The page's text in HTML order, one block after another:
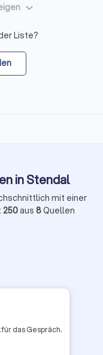
keyboard_arrow_down
Liste?
in Stendal
mit einer
250aus 8Quellen
das Gespräch.